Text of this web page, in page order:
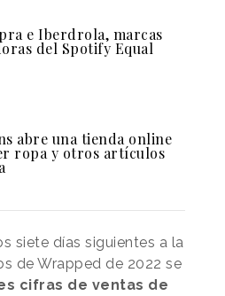
e Iberdrola, marcas
del Spotify Equal
abre una tienda online
ropa y otros artículos
siete días siguientes a la
de Wrapped de 2022 se
cifras de ventas de